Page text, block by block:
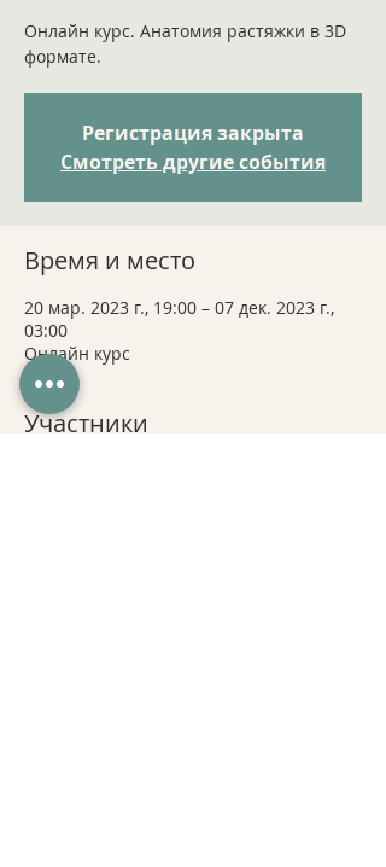
Онлайн курс. Анатомия растяжки в 3D
формате.
Регистрация закрыта
Смотреть другие события
Время и место
20 мар. 2023 г., 19:00 – 07 дек. 2023 г.,
03:00
Онлайн курс
Участники